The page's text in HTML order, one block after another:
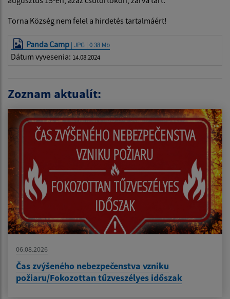
Torna Község nem felel a hirdetés tartalmáért!
Panda Camp | JPG | 0.38 Mb
Dátum vyvesenia: 14.08.2024
Zoznam aktualít:
06.08.2026
Čas zvýšeného nebezpečenstva vzniku
požiaru/Fokozottan tűzveszélyes időszak